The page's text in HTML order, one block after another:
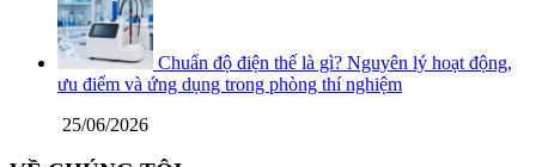
Chuẩn độ điện thế là gì? Nguyên lý hoạt động,
ưu điểm và ứng dụng trong phòng thí nghiệm
25/06/2026